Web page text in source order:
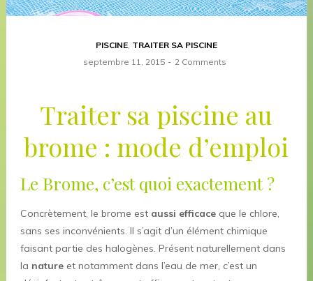
PISCINE, TRAITER SA PISCINE
septembre 11, 2015
2 Comments
Traiter sa piscine au
brome : mode d’emploi
Le Brome, c’est quoi exactement ?
Concrètement, le brome est aussi efficaceque le chlore,
sans ses inconvénients. Il s’agit d’un élément chimique
faisant partie des halogènes. Présent naturellement dans
la natureet notamment dans l’eau de mer, c’est un